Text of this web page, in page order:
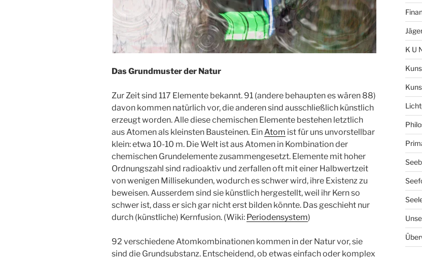
Das Grundmuster der Natur
Zur Zeit sind 117 Elemente bekannt. 91 (andere behaupten es wären 88)
davon kommen natürlich vor, die anderen sind ausschließlich künstlich
erzeugt worden. Alle diese chemischen Elemente bestehen letztlich
aus Atomen als kleinsten Bausteinen. Ein Atom ist für uns unvorstellbar
klein: etwa 10-10 m. Die Welt ist aus Atomen in Kombination der
chemischen Grundelemente zusammengesetzt. Elemente mit hoher
Ordnungszahl sind radioaktiv und zerfallen oft mit einer Halbwertzeit
von wenigen Millisekunden, wodurch es schwer wird, ihre Existenz zu
beweisen. Ausserdem sind sie künstlich hergestellt, weil ihr Kern so
schwer ist, dass er sich gar nicht erst bilden könnte. Das geschieht nur
durch (künstliche) Kernfusion. (Wiki: Periodensystem)
92 verschiedene Atomkombinationen kommen in der Natur vor, sie
sind die Grundsubstanz. Entscheidend, ob etwas einfach oder komplex
K U